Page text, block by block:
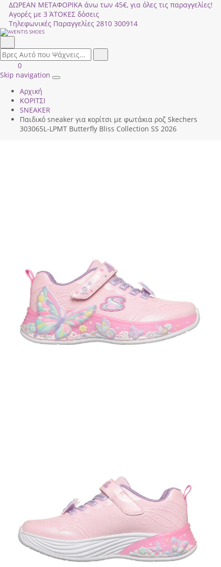
ΔΩΡΕΑΝ ΜΕΤΑΦΟΡΙΚΑ άνω των 45€, για όλες τις παραγγελίες!
Αγορές με 3 ΆΤΟΚΕΣ δόσεις
Τηλεφωνικές Παραγγελίες 2810 300914
field.search
Είσοδος
|
ΚΑΛΑΘΙ
ΑΓΟΡΩΝ
0
Skip navigation
Toggle
Αρχική
ΚΟΡΙΤΣΙ
SNEAKER
Παιδικό sneaker για κορίτσι με φωτάκια ροζ Skechers
303065L-LΡΜΤ Butterfly Bliss Collection SS 2026